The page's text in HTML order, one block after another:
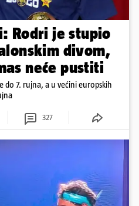
Rodri je stupio
divom,
neće pustiti
do 7. rujna, a u većini europskih
327